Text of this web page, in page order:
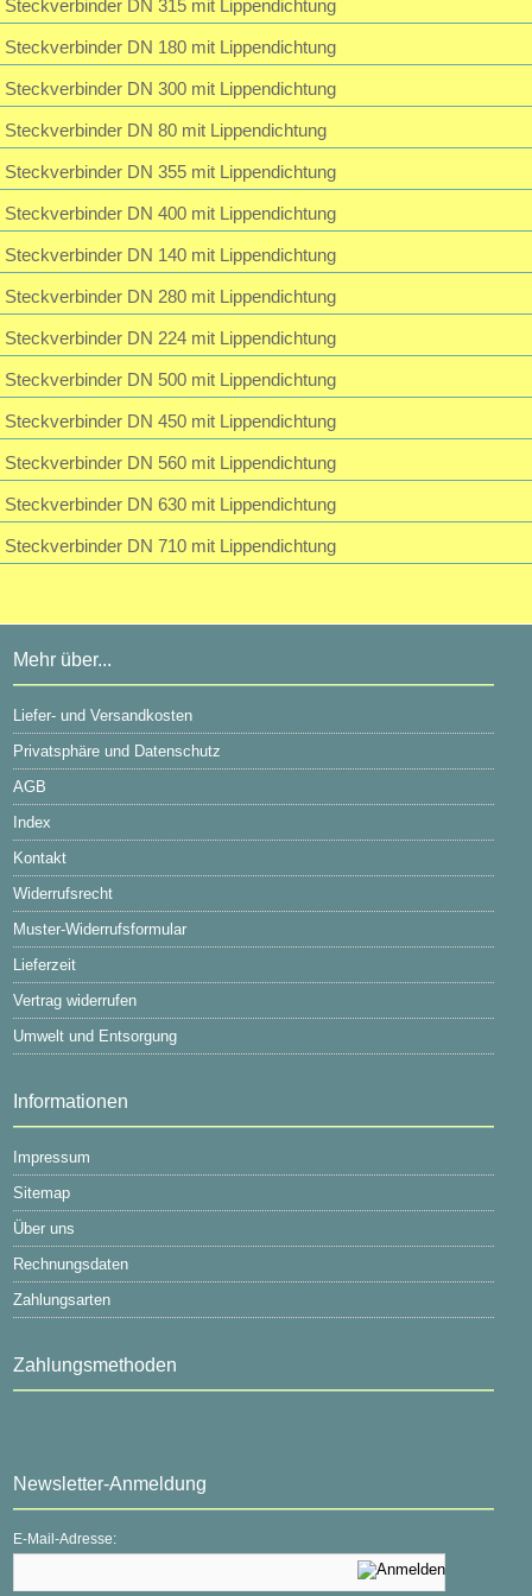
Steckverbinder DN 315 mit Lippendichtung
Steckverbinder DN 180 mit Lippendichtung
Steckverbinder DN 300 mit Lippendichtung
Steckverbinder DN 80 mit Lippendichtung
Steckverbinder DN 355 mit Lippendichtung
Steckverbinder DN 400 mit Lippendichtung
Steckverbinder DN 140 mit Lippendichtung
Steckverbinder DN 280 mit Lippendichtung
Steckverbinder DN 224 mit Lippendichtung
Steckverbinder DN 500 mit Lippendichtung
Steckverbinder DN 450 mit Lippendichtung
Steckverbinder DN 560 mit Lippendichtung
Steckverbinder DN 630 mit Lippendichtung
Steckverbinder DN 710 mit Lippendichtung
Mehr über...
Liefer- und Versandkosten
Privatsphäre und Datenschutz
AGB
Index
Kontakt
Widerrufsrecht
Muster-Widerrufsformular
Lieferzeit
Vertrag widerrufen
Umwelt und Entsorgung
Informationen
Impressum
Sitemap
Über uns
Rechnungsdaten
Zahlungsarten
Zahlungsmethoden
Newsletter-Anmeldung
E-Mail-Adresse: